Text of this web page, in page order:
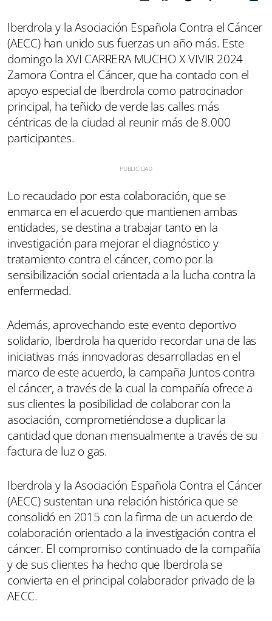
Iberdrola y la Asociación Española Contra el Cáncer
(AECC) han unido sus fuerzas un año más. Este
domingo la XVI CARRERA MUCHO X VIVIR 2024
Zamora Contra el Cáncer, que ha contado con el
apoyo especial de Iberdrola como patrocinador
principal, ha teñido de verde las calles más
céntricas de la ciudad al reunir más de 8.000
participantes.
Lo recaudado por esta colaboración, que se
enmarca en el acuerdo que mantienen ambas
entidades, se destina a trabajar tanto en la
investigación para mejorar el diagnóstico y
tratamiento contra el cáncer, como por la
sensibilización social orientada a la lucha contra la
enfermedad.
Además, aprovechando este evento deportivo
solidario, Iberdrola ha querido recordar una de las
iniciativas más innovadoras desarrolladas en el
marco de este acuerdo, la campaña Juntos contra
el cáncer, a través de la cual la compañía ofrece a
sus clientes la posibilidad de colaborar con la
asociación, comprometiéndose a duplicar la
cantidad que donan mensualmente a través de su
factura de luz o gas.
Iberdrola y la Asociación Española Contra el Cáncer
(AECC) sustentan una relación histórica que se
consolidó en 2015 con la firma de un acuerdo de
colaboración orientado a la investigación contra el
cáncer. El compromiso continuado de la compañía
y de sus clientes ha hecho que Iberdrola se
convierta en el principal colaborador privado de la
AECC.